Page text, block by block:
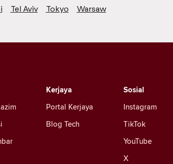
Tel Aviv Tokyo Warsaw
Sosial
Instagram
TikTok
YouTube
X
Kerjaya
Portal Kerjaya
Blog Tech